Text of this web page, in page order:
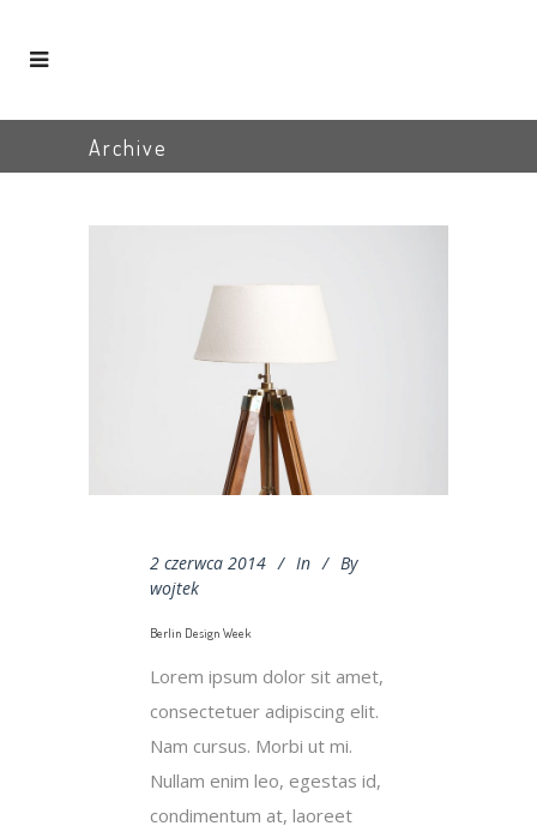
Archive
2 czerwca 2014 In
By
wojtek
Berlin Design Week
Lorem ipsum dolor sit amet,
consectetuer adipiscing elit.
Nam cursus. Morbi ut mi.
Nullam enim leo, egestas id,
condimentum at, laoreet